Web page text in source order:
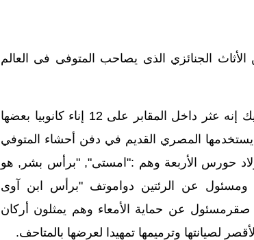
الجنائزي الذى يصاحب المتوفى فى العالم
ومن جانبه قال المشرف على آثارالأقصرمنصوربريك إنه عثر داخل المقابر على 12 إناء كانوبيا بعضها
المصري القديم في دفن أحشاء المتوفي
حورس الأربعة وهم :"امستى", "برأس بشر, هو
ومسئول عن الرئتين دواموتف "برأس ابن آوى
عن حماية الأمعاء وهم يمثلون أركان
لصيانتها وترميمها تمهيدا لعرضها بالمتاحف.